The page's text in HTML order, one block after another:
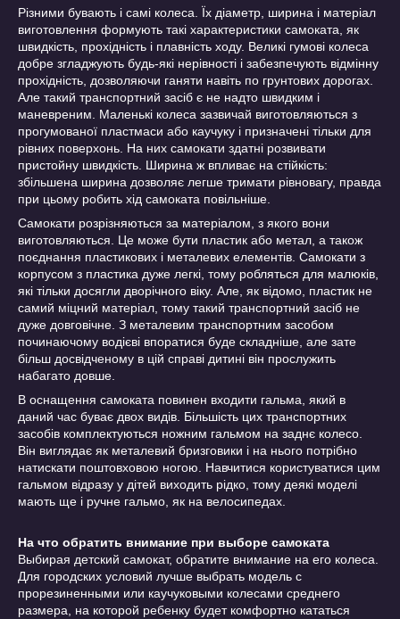
Різними бувають і самі колеса. Їх діаметр, ширина і матеріал
виготовлення формують такі характеристики самоката, як
швидкість, прохідність і плавність ходу. Великі гумові колеса
добре згладжують будь-які нерівності і забезпечують відмінну
прохідність, дозволяючи ганяти навіть по грунтових дорогах.
Але такий транспортний засіб є не надто швидким і
маневреним. Маленькі колеса зазвичай виготовляються з
прогумованої пластмаси або каучуку і призначені тільки для
рівних поверхонь. На них самокати здатні розвивати
пристойну швидкість. Ширина ж впливає на стійкість:
збільшена ширина дозволяє легше тримати рівновагу, правда
при цьому робить хід самоката повільніше.
Самокати розрізняються за матеріалом, з якого вони
виготовляються. Це може бути пластик або метал, а також
поєднання пластикових і металевих елементів. Самокати з
корпусом з пластика дуже легкі, тому робляться для малюків,
які тільки досягли дворічного віку. Але, як відомо, пластик не
самий міцний матеріал, тому такий транспортний засіб не
дуже довговічне. З металевим транспортним засобом
починаючому водієві впоратися буде складніше, але зате
більш досвідченому в цій справі дитині він прослужить
набагато довше.
В оснащення самоката повинен входити гальма, який в
даний час буває двох видів. Більшість цих транспортних
засобів комплектуються ножним гальмом на заднє колесо.
Він виглядає як металевий бризговики і на нього потрібно
натискати поштовховою ногою. Навчитися користуватися цим
гальмом відразу у дітей виходить рідко, тому деякі моделі
мають ще і ручне гальмо, як на велосипедах.
На что обратить внимание при выборе самоката
Выбирая детский самокат, обратите внимание на его колеса.
Для городских условий лучше выбрать модель с
прорезиненными или каучуковыми колесами среднего
размера, на которой ребенку будет комфортно кататься